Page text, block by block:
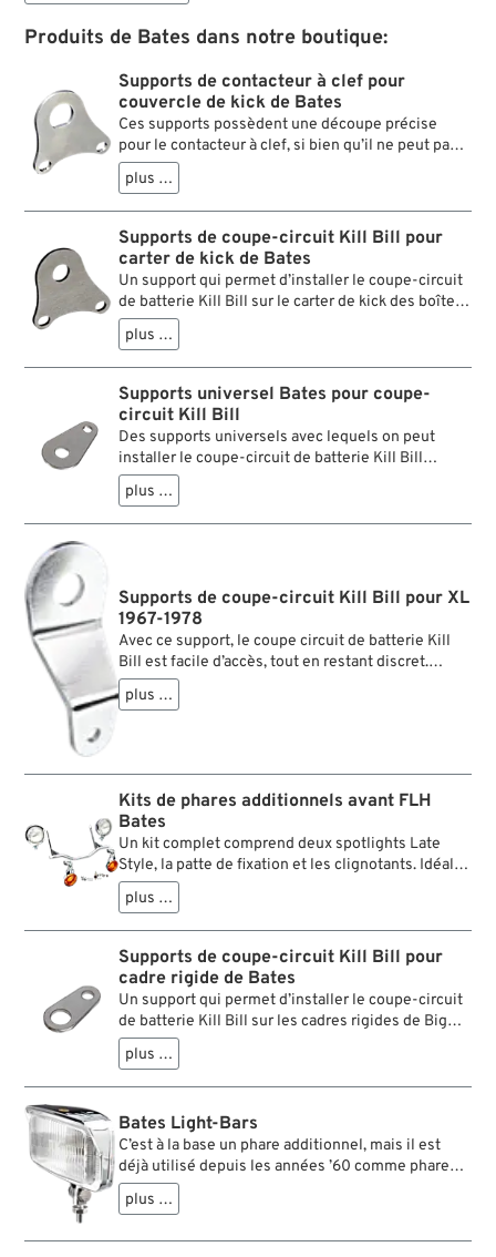
Produits de Bates dans notre boutique:
Supports de contacteur à clef pour
couvercle de kick de Bates
Ces supports possèdent une découpe précise
pour le contacteur à clef, si bien qu’il ne peut pas
tourner lorsqu’on serre l’écrou. Il peut se visser
dans différentes positions sur les goujons du
couvercle de kick.
plus …
Supports de coupe-circuit Kill Bill pour
carter de kick de Bates
Un support qui permet d’installer le coupe-circuit
de batterie Kill Bill sur le carter de kick des boîtes
4 vitesses.
plus …
Supports universel Bates pour coupe-
circuit Kill Bill
Des supports universels avec lequels on peut
installer le coupe-circuit de batterie Kill Bill
pratiquement n’importe où sur la moto.
plus …
Supports de coupe-circuit Kill Bill pour XL
1967-1978
Avec ce support, le coupe circuit de batterie Kill
Bill est facile d’accès, tout en restant discret.
Surtout avec sa molette noire en bakélite, que l’on
peut monter derrière la batterie.
plus …
Kits de phares additionnels avant FLH
Bates
Un kit complet comprend deux spotlights Late
Style, la patte de fixation et les clignotants. Idéal
pour ajouter un look de E-Glide classique. Les kits
contiennent en outre tous les fils et fiches qu'il
faut ainsi qu'un commutateur.
plus …
Supports de coupe-circuit Kill Bill pour
cadre rigide de Bates
Un support qui permet d’installer le coupe-circuit
de batterie Kill Bill sur les cadres rigides de Big
Twins.
plus …
Bates Light-Bars
C’est à la base un phare additionnel, mais il est
déjà utilisé depuis les années ’60 comme phare
principal sur les choppers. Parfois même par paire.
Le design rectangulaire intemporel s’adapte à tous
plus …